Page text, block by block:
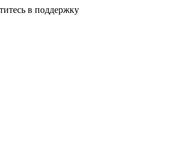
в поддержку